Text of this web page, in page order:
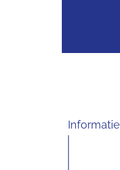
Informatie